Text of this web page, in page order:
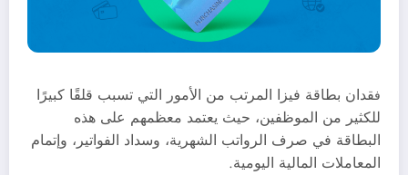
فقدان بطاقة فيزا المرتب من الأمور التي تسبب قلقًا كبيرًا
للكثير من الموظفين، حيث يعتمد معظمهم على هذه
البطاقة في صرف الرواتب الشهرية، وسداد الفواتير، وإتمام
المعاملات المالية اليومية.